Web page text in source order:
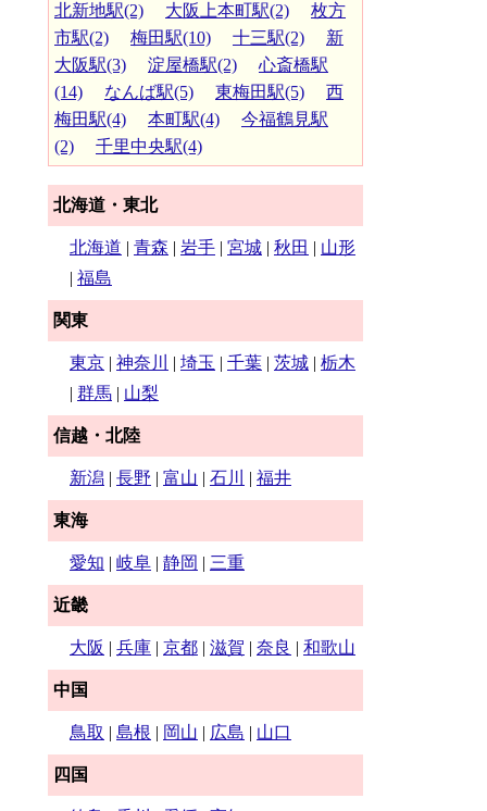
北新地駅(2)
大阪上本町駅(2)
枚方
市駅(2)
梅田駅(10) 十三駅(2)
新
大阪駅(3)
淀屋橋駅(2)
心斎橋駅
(14)
なんば駅(5) 東梅田駅(5)
西
梅田駅(4)
本町駅(4)
今福鶴見駅
(2)
千里中央駅(4)
北海道・東北
北海道 | 青森 | 岩手 | 宮城 | 秋田 | 山形
| 福島
関東
東京 | 神奈川 | 埼玉 | 千葉 | 茨城 | 栃木
| 群馬 | 山梨
信越・北陸
新潟 | 長野 | 富山 | 石川 | 福井
東海
愛知 | 岐阜 | 静岡 | 三重
近畿
大阪 | 兵庫 | 京都 | 滋賀 | 奈良 | 和歌山
中国
鳥取 | 島根 | 岡山 | 広島 | 山口
四国